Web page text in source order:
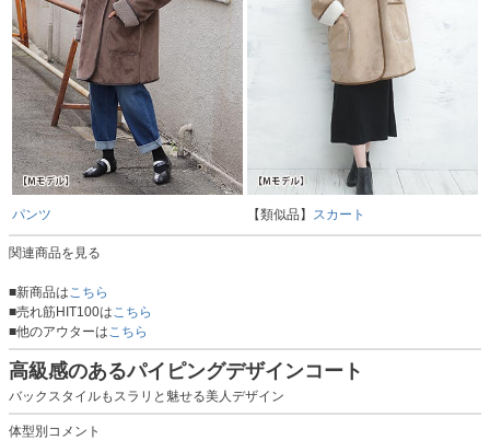
パンツ 【類似品】 スカート
関連商品を見る
■新商品はこちら
■売れ筋HIT100はこちら
■他のアウターはこちら
高級感のあるパイピングデザインコート
バックスタイルもスラリと魅せる美人デザイン
体型別コメント